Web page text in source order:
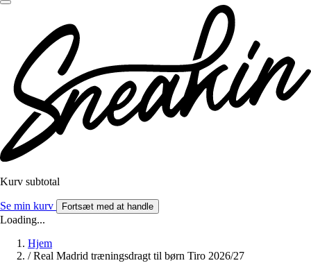
Kurv subtotal
Se min kurv Fortsæt med at handle
Loading...
Hjem
/ Real Madrid træningsdragt til børn Tiro 2026/27